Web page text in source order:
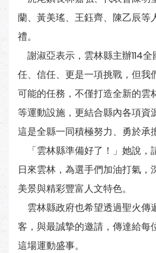
蘭、黃美瑤、王鈺齊、陳乙辰等
禮。
謝淑亞表示，雲林縣主辦114
任、信任、更是一項挑戰，但我
可能的任務，不僅打造全新的雲
等運動設施，更結合縣內各項資
這是全縣一同積極努力、勇於承
「雲林縣準備好了！」她說，
日來雲林，為選手們加油打氣，
美景與精彩豐富人文特色。
雲林縣政府也希望透過聖火傳
客，與最誠摯的邀請，傳達給每
這場運動盛事。